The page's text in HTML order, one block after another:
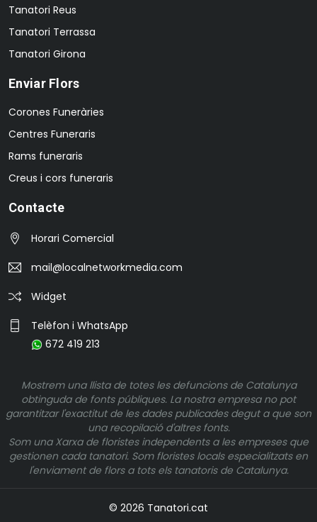
Tanatori Reus
Tanatori Terrassa
Tanatori Girona
Enviar Flors
Corones Funeràries
Centres Funeraris
Rams funeraris
Creus i cors funeraris
Contacte
Horari Comercial
mail@localnetworkmedia.com
Widget
Telèfon i WhatsApp
672 419 213
Mostrem una llista de totes les defuncions de Catalunya
obtinguda de fonts públiques. La nostra empresa no pot
garantitzar l'exactitut de les dades publicades degut a que son
una recopilació d'altres fonts.
Som una Xarxa de floristes independents a les empreses que
gestionen cada tanatori. Som floristes locals especialitzats en
l'enviament de flors a tots els tanatoris de Catalunya.
© 2026 Tanatori.cat